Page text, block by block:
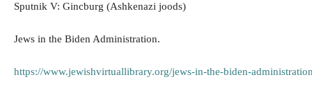
Sputnik V: Gincburg (Ashkenazi joods)
Jews in the Biden Administration.
https://www.jewishvirtuallibrary.org/jews-in-the-biden-